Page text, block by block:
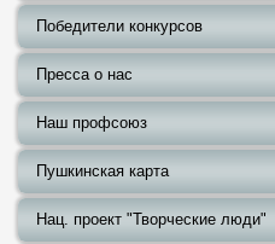
Победители конкурсов
Пресса о нас
Наш профсоюз
Пушкинская карта
Нац. проект "Творческие люди"